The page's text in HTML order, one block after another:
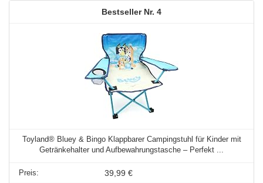
4
Toyland® Bluey & Bingo Klappbarer Campingstuhl für Kinder mit
Getränkehalter und Aufbewahrungstasche – Perfekt ...
39,99 €